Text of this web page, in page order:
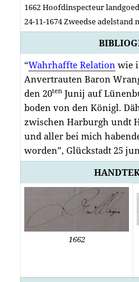
1662 Hoofdinspecteur
24-11-1674 Zweedse
“Wahrhaffte Relation wie
Anvertrauten Baron
den 20ten Junij auf
boden von den Königl.
zwischen Harburgh undt
und aller bei mich
worden”, Glückstadt 25
1662